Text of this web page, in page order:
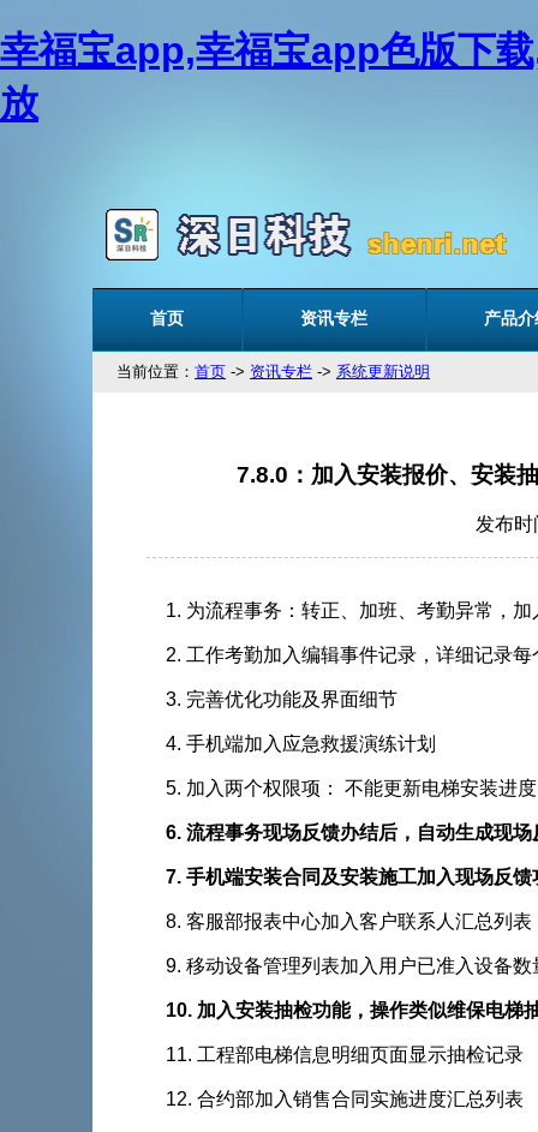
幸福宝app,幸福宝app色版下
放
首页 资讯专栏 产品介
当前位置： 首页 -> 资讯专栏 -> 系统更新说明
7.8.0：加入安装报价、安
发布时
1. 为流程事务：转正、加班、考勤异常
2. 工作考勤加入编辑事件记录，详细记录
3. 完善优化功能及界面细节
4. 手机端加入应急救援演练计划
5. 加入两个权限项： 不能更新电梯安装进度
6. 流程事务现场反馈办结后，自动生成现
7. 手机端安装合同及安装施工加入现场反馈
8. 客服部报表中心加入客户联系人汇总列表
9. 移动设备管理列表加入用户已准入设备数
10. 加入安装抽检功能，操作类似维保电梯
11. 工程部电梯信息明细页面显示抽检记录
12. 合约部加入销售合同实施进度汇总列表